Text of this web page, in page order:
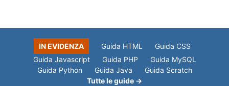
IN EVIDENZA Guida HTML
Guida CSS
Guida Javascript
Guida PHP
Guida MySQL
Guida Python
Guida Java
Guida Scratch
Tutte le guide →